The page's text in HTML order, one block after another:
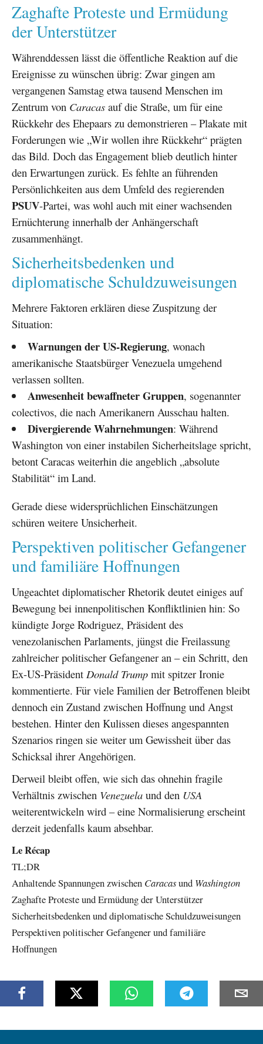
Zaghafte Proteste und Ermüdung
der Unterstützer
Währenddessen lässt die öffentliche Reaktion auf die
Ereignisse zu wünschen übrig: Zwar gingen am
vergangenen Samstag etwa tausend Menschen im
Zentrum von Caracas auf die Straße, um für eine
Rückkehr des Ehepaars zu demonstrieren – Plakate mit
Forderungen wie „Wir wollen ihre Rückkehr“ prägten
das Bild. Doch das Engagement blieb deutlich hinter
den Erwartungen zurück. Es fehlte an führenden
Persönlichkeiten aus dem Umfeld des regierenden
PSUV-Partei, was wohl auch mit einer wachsenden
Ernüchterung innerhalb der Anhängerschaft
zusammenhängt.
Sicherheitsbedenken und
diplomatische Schuldzuweisungen
Mehrere Faktoren erklären diese Zuspitzung der
Situation:
Warnungen der US-Regierung, wonach
amerikanische Staatsbürger Venezuela umgehend
verlassen sollten.
Anwesenheit bewaffneter Gruppen, sogenannter
colectivos, die nach Amerikanern Ausschau halten.
Divergierende Wahrnehmungen: Während
Washington von einer instabilen Sicherheitslage spricht,
betont Caracas weiterhin die angeblich „absolute
Stabilität“ im Land.
Gerade diese widersprüchlichen Einschätzungen
schüren weitere Unsicherheit.
Perspektiven politischer Gefangener
und familiäre Hoffnungen
Ungeachtet diplomatischer Rhetorik deutet einiges auf
Bewegung bei innenpolitischen Konfliktlinien hin: So
kündigte Jorge Rodriguez, Präsident des
venezolanischen Parlaments, jüngst die Freilassung
zahlreicher politischer Gefangener an – ein Schritt, den
Ex-US-Präsident Donald Trump mit spitzer Ironie
kommentierte. Für viele Familien der Betroffenen bleibt
dennoch ein Zustand zwischen Hoffnung und Angst
bestehen. Hinter den Kulissen dieses angespannten
Szenarios ringen sie weiter um Gewissheit über das
Schicksal ihrer Angehörigen.
Derweil bleibt offen, wie sich das ohnehin fragile
Verhältnis zwischen Venezuela und den USA
weiterentwickeln wird – eine Normalisierung erscheint
derzeit jedenfalls kaum absehbar.
Le Récap
TL;DR
Anhaltende Spannungen zwischen Caracasund Washington
Zaghafte Proteste und Ermüdung der Unterstützer
Sicherheitsbedenken und diplomatische Schuldzuweisungen
Perspektiven politischer Gefangener und familiäre
Hoffnungen